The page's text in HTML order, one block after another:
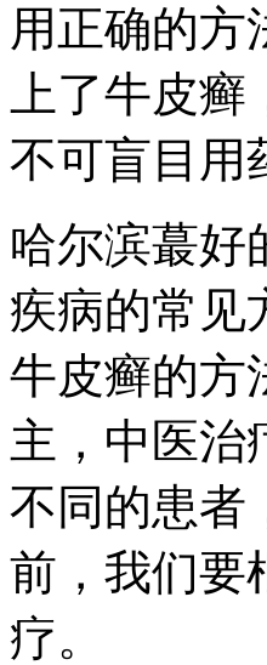
用正确的方
上了牛皮
不可盲目用
哈尔滨蕞好
疾病的常见
牛皮癣的方
主，中医治
不同的患者
前，我们要
疗。